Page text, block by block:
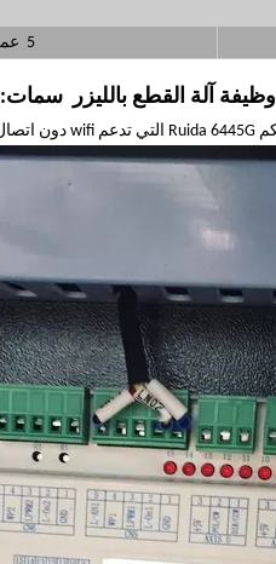
5 عمل أيام بعد تلقى ال deposit
وظيفة آلة القطع بالليزر سمات: